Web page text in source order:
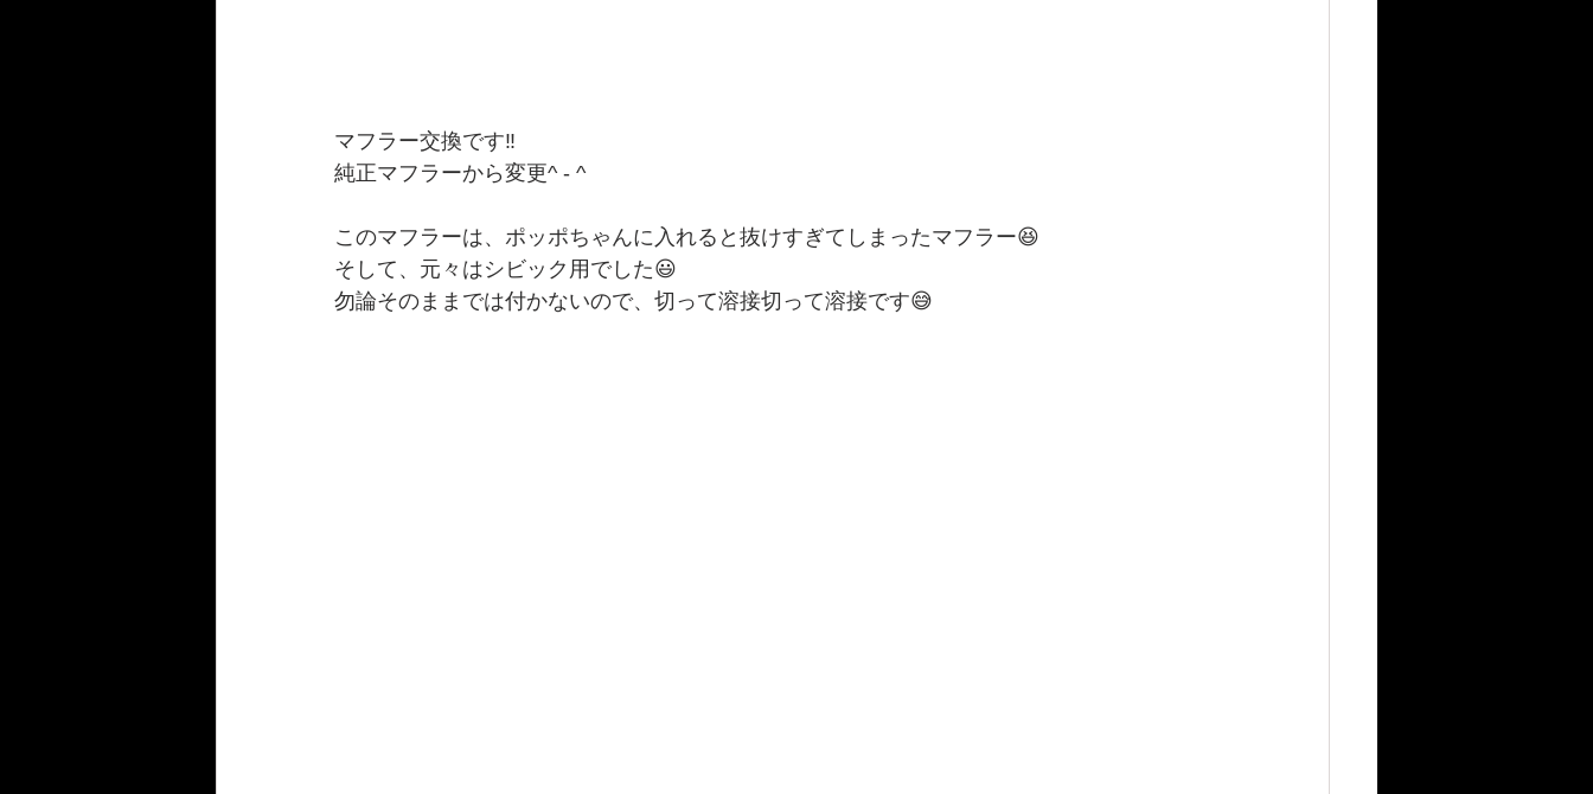
マフラー交換です‼️
純正マフラーから変更^ - ^
このマフラーは、ポッポちゃんに入れると抜けすぎてしまったマフラー😆
そして、元々はシビック用でした😃
勿論そのままでは付かないので、切って溶接切って溶接です😅